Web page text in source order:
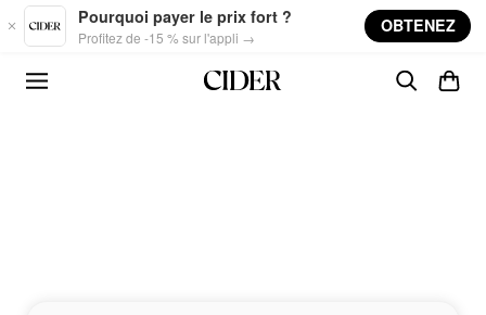
Skip to main content
Pourquoi payer le prix fort ?
Profitez de -15 % sur l'appli →
OBTENEZ